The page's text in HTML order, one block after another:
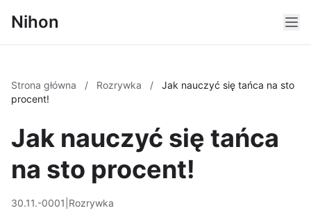
Nihon
Strona główna / Rozrywka /
Jak nauczyć się tańca na sto
procent!
Jak nauczyć się tańca
na sto procent!
30.11.-0001 Rozrywka